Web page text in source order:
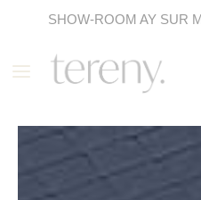
SHOW-ROOM AY SUR
a